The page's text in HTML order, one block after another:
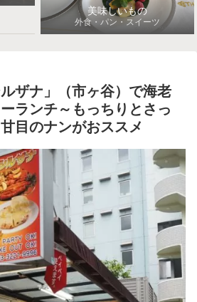
美味しいもの
外食・パン・スイーツ
ザナ」（市ヶ谷）で海老
ランチ～もっちりとさっ
目のナンがおススメ